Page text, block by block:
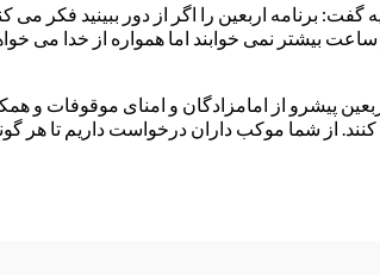
برنامه اربعین را اگر از دور ببینید فکر
بیشتر نمی خوابند اما همواره از خدا می
از شما موکب داران درخواست داریم تا هر گونه